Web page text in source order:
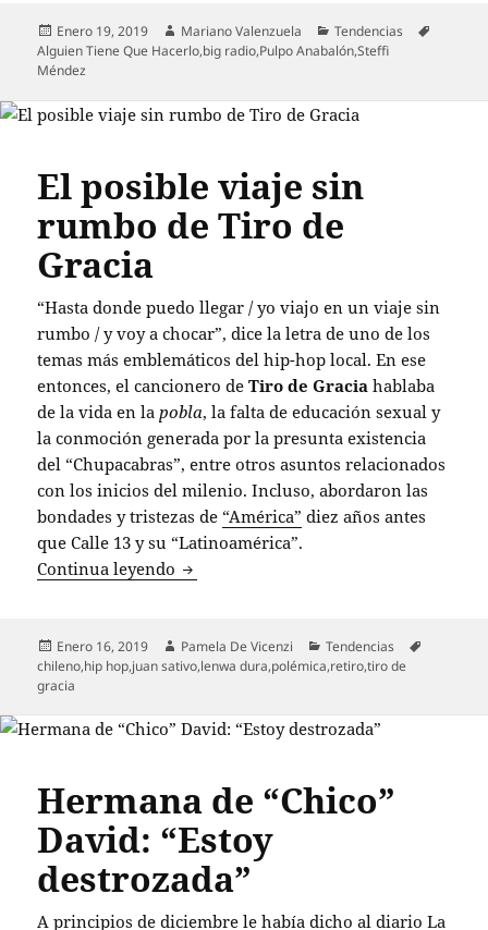
Publicado
el
Enero 19, 2019 Autor
Mariano Valenzuela Categorías
Tendencias
Alguien Tiene Que Hacerlo,big radio,Pulpo Anabalón,Steffi
Méndez
El posible viaje sin
rumbo de Tiro de
Gracia
“Hasta donde puedo llegar / yo viajo en un viaje sin
rumbo / y voy a chocar”, dice la letra de uno de los
temas más emblemáticos del hip-hop local. En ese
entonces, el cancionero deTiro de Gracia hablaba
de la vida en la pobla, la falta de educación sexual y
la conmoción generada por la presunta existencia
del “Chupacabras”, entre otros asuntos relacionados
con los inicios del milenio. Incluso, abordaron las
bondades y tristezas de“América” diez años antes
que Calle 13 y su “Latinoamérica”.
Continua leyendo El posible viaje sin rumbo de Tiro de
Publicado
el
Enero 16, 2019 Autor
Pamela De Vicenzi Categorías
Tendencias
chileno,hip hop,juan sativo,lenwa dura,polémica,retiro,tiro de
gracia
Hermana de “Chico”
David: “Estoy
destrozada”
A principios de diciembre le había dicho al diario La